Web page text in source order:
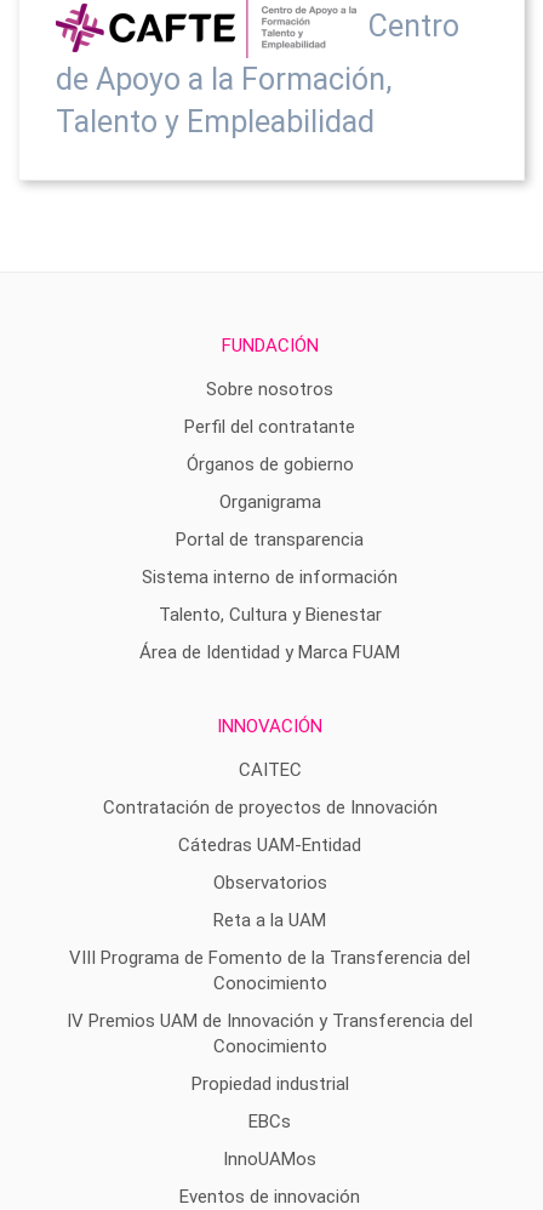
Centro
de Apoyo a la Formación,
Talento y Empleabilidad
FUNDACIÓN
Sobre nosotros
Perfil del contratante
Órganos de gobierno
Organigrama
Portal de transparencia
Sistema interno de información
Talento, Cultura y Bienestar
Área de Identidad y Marca FUAM
INNOVACIÓN
CAITEC
Contratación de proyectos de Innovación
Cátedras UAM-Entidad
Observatorios
Reta a la UAM
VIII Programa de Fomento de la Transferencia del
Conocimiento
IV Premios UAM de Innovación y Transferencia del
Conocimiento
Propiedad industrial
EBCs
InnoUAMos
Eventos de innovación